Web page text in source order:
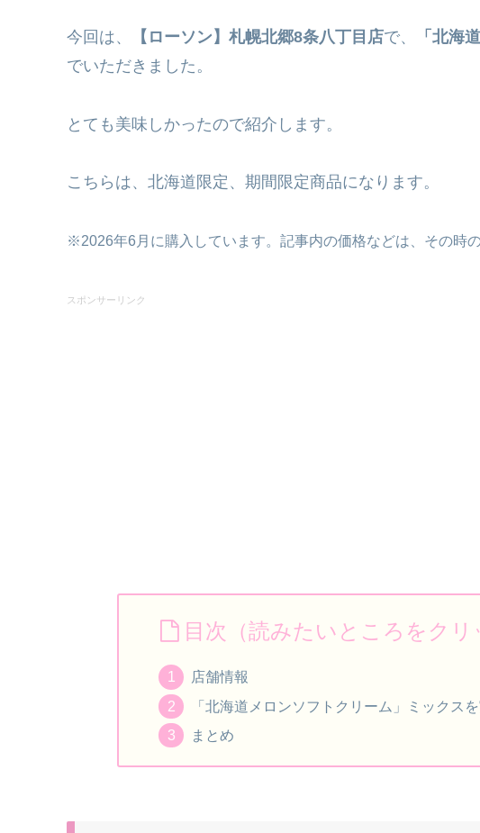
今回は、 【ローソン】札幌北郷8条八丁目店で、 「北海
でいただきました。
とても美味しかったので紹介します。
こちらは、北海道限定、期間限定商品になります。
※2026年6月に購入しています。記事内の価格などは、その時の
スポンサーリンク
目次（読みたいところをクリ
店舗情報
「北海道メロンソフトクリーム」ミックス
まとめ